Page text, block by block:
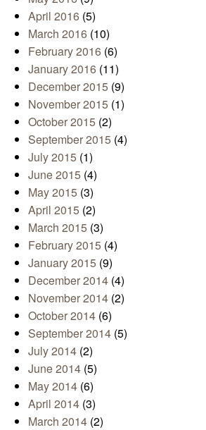
April 2016 (5)
March 2016 (10)
February 2016 (6)
January 2016 (11)
December 2015 (9)
November 2015 (1)
October 2015 (2)
September 2015 (4)
July 2015 (1)
June 2015 (4)
May 2015 (3)
April 2015 (2)
March 2015 (3)
February 2015 (4)
January 2015 (9)
December 2014 (4)
November 2014 (2)
October 2014 (6)
September 2014 (5)
July 2014 (2)
June 2014 (5)
May 2014 (6)
April 2014 (3)
March 2014 (2)